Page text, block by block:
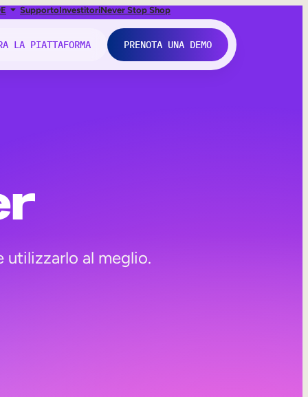
SupportoInvestitoriNever Stop Shop
LA PIATTAFORMA PRENOTA UNA DEMO
al meglio.